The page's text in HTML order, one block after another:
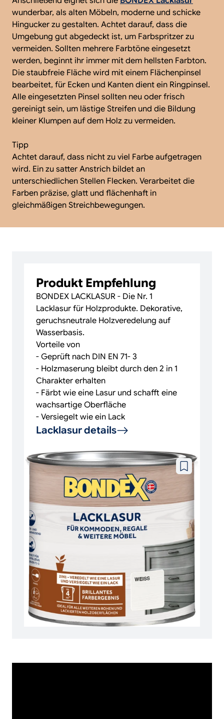
wunderbar, als alten Möbeln, moderne und schicke
Hingucker zu gestalten. Achtet darauf, dass die
Umgebung gut abgedeckt ist, um Farbspritzer zu
vermeiden. Sollten mehrere Farbtöne eingesetzt
werden, beginnt ihr immer mit dem hellsten Farbton.
Die staubfreie Fläche wird mit einem Flächenpinsel
bearbeitet, für Ecken und Kanten dient ein Ringpinsel.
Alle eingesetzten Pinsel sollten neu oder frisch
gereinigt sein, um lästige Streifen und die Bildung
kleiner Klumpen auf dem Holz zu vermeiden.
Tipp
Achtet darauf, dass nicht zu viel Farbe aufgetragen
wird. Ein zu satter Anstrich bildet an
unterschiedlichen Stellen Flecken. Verarbeitet die
Farben präzise, glatt und flächenhaft in
gleichmäßigen Streichbewegungen.
Produkt Empfehlung
BONDEX LACKLASUR - Die Nr. 1
Lacklasur für Holzprodukte. Dekorative,
geruchsneutrale Holzveredelung auf
Wasserbasis.
Vorteile von
- Geprüft nach DIN EN 71- 3
- Holzmaserung bleibt durch den 2 in 1
Charakter erhalten
- Färbt wie eine Lasur und schafft eine
wachsartige Oberfläche
- Versiegelt wie ein Lack
Lacklasur details
Zu